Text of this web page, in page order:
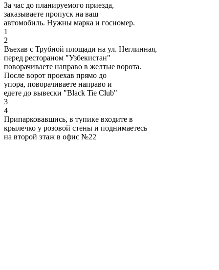
За час до планируемого приезда,
заказываете пропуск на ваш
автомобиль. Нужны марка и госномер.
1
2
Въехав с Трубной площади на ул. Неглинная,
перед рестораном "Узбекистан"
поворачиваете направо в желтые ворота.
После ворот проехав прямо до
упора, поворачиваете направо и
едете до вывески "Black Tie Club"
3
4
Припарковавшись, в тупике входите в
крылечко у розовой стены и поднимаетесь
на второй этаж в офис №22